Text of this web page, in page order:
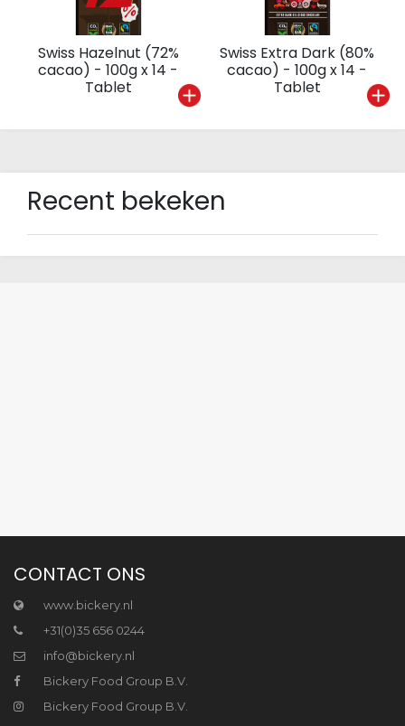
Swiss Hazelnut (72%
cacao) - 100g x 14 -
Tablet
Swiss Extra Dark (80%
cacao) - 100g x 14 -
Tablet
Recent bekeken
CONTACT ONS
www.bickery.nl
+31(0)35 656 0244
info@bickery.nl
Bickery Food Group B.V.
Bickery Food Group B.V.